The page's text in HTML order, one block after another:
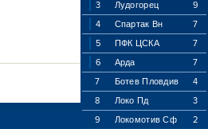
3
Лудогорец
9
4
Спартак Вн
7
5
ПФК ЦСКА
7
6
Арда
7
7
Ботев Пловдив
4
8
Локо Пд
3
9
Локомотив Сф
2